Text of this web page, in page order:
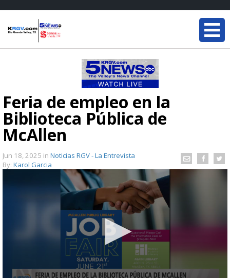
Feria de empleo en la
Biblioteca Pública de
McAllen
Jun 18, 2025 in Noticias RGV - La Entrevista
By: Karol Garcia